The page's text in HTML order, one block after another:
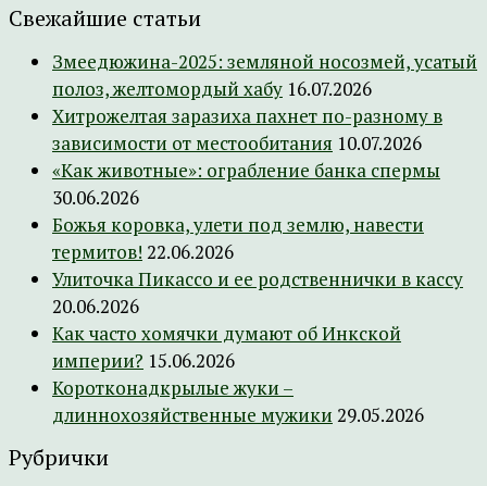
Свежайшие статьи
Змеедюжина-2025: земляной носозмей, усатый
полоз, желтомордый хабу 16.07.2026
Хитрожелтая заразиха пахнет по-разному в
зависимости от местообитания 10.07.2026
«Как животные»: ограбление банка спермы
30.06.2026
Божья коровка, улети под землю, навести
термитов! 22.06.2026
Улиточка Пикассо и ее родственнички в кассу
20.06.2026
Как часто хомячки думают об Инкской
империи? 15.06.2026
Коротконадкрылые жуки –
длиннохозяйственные мужики 29.05.2026
Рубрички